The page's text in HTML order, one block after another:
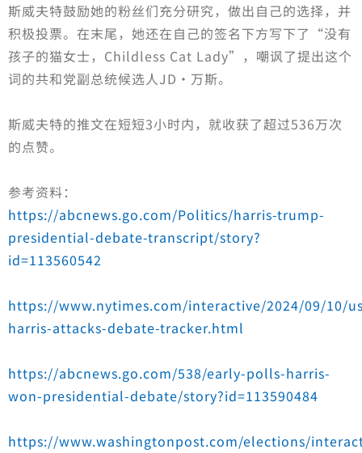
斯威夫特鼓励她的粉丝们充分研究，做出自己的选择，并
积极投票。在末尾，她还在自己的签名下方写下了“没有
孩子的猫女士，Childless Cat Lady”，嘲讽了提出这个
词的共和党副总统候选人JD·万斯。
斯威夫特的推文在短短3小时内，就收获了超过536万次
的点赞。
参考资料：
https://abcnews.go.com/Politics/harris-trump-
presidential-debate-transcript/story?
id=113560542
https://www.nytimes.com/interactive/2024/09/10/
harris-attacks-debate-tracker.html
https://abcnews.go.com/538/early-polls-harris-
won-presidential-debate/story?id=113590484
https://www.washingtonpost.com/elections/